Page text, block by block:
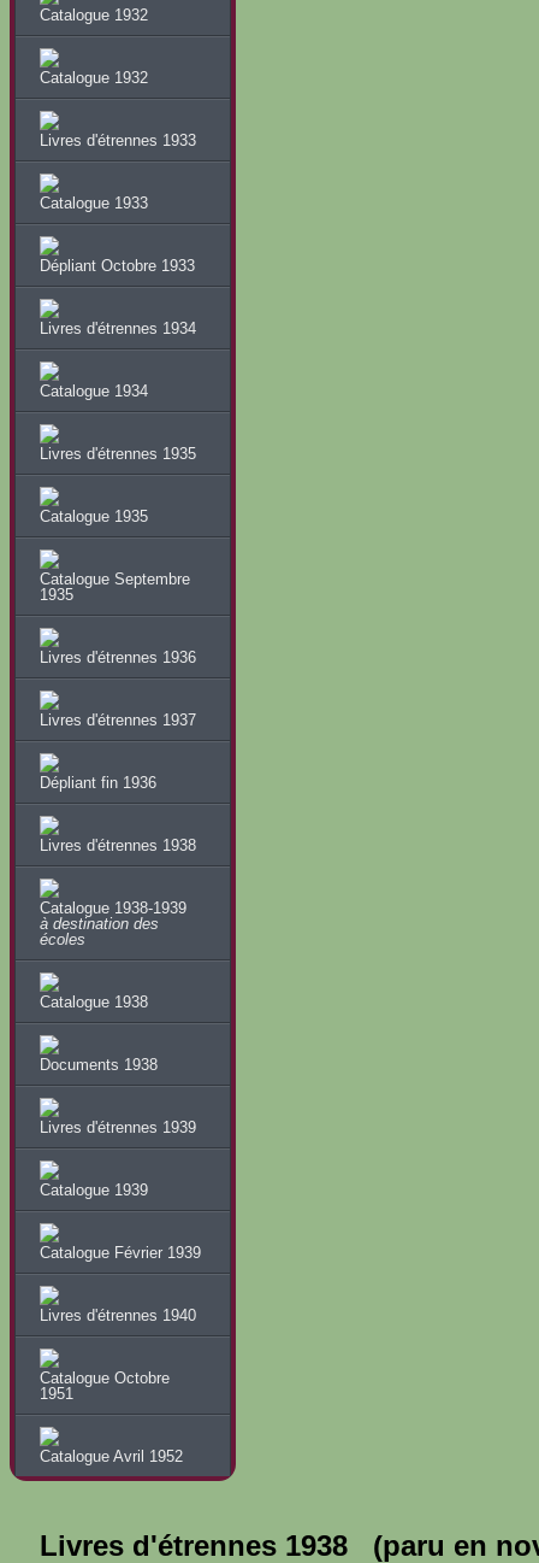
Catalogue 1932
Catalogue 1932
Livres d'étrennes 1933
Catalogue 1933
Dépliant Octobre 1933
Livres d'étrennes 1934
Catalogue 1934
Livres d'étrennes 1935
Catalogue 1935
Catalogue Septembre
1935
Livres d'étrennes 1936
Livres d'étrennes 1937
Dépliant fin 1936
Livres d'étrennes 1938
Catalogue 1938-1939
à destination des
écoles
Catalogue 1938
Documents 1938
Livres d'étrennes 1939
Catalogue 1939
Catalogue Février 1939
Livres d'étrennes 1940
Catalogue Octobre
1951
Catalogue Avril 1952
Livres d'étrennes 1938 (paru en